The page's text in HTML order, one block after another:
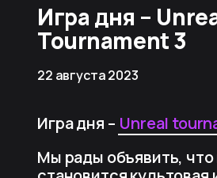
Игра дня –
Tournament 3
22 августа 2023
Игра дня – Unreal
Мы рады объявить, что